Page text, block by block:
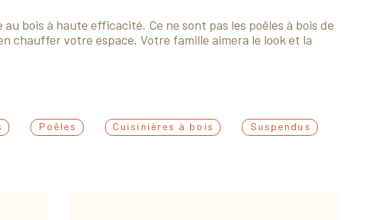
bois à haute efficacité. Ce ne sont pas les poêles à bois de
chauffer votre espace. Votre famille aimera le look et la
Poêles Cuisinières à bois Suspendus